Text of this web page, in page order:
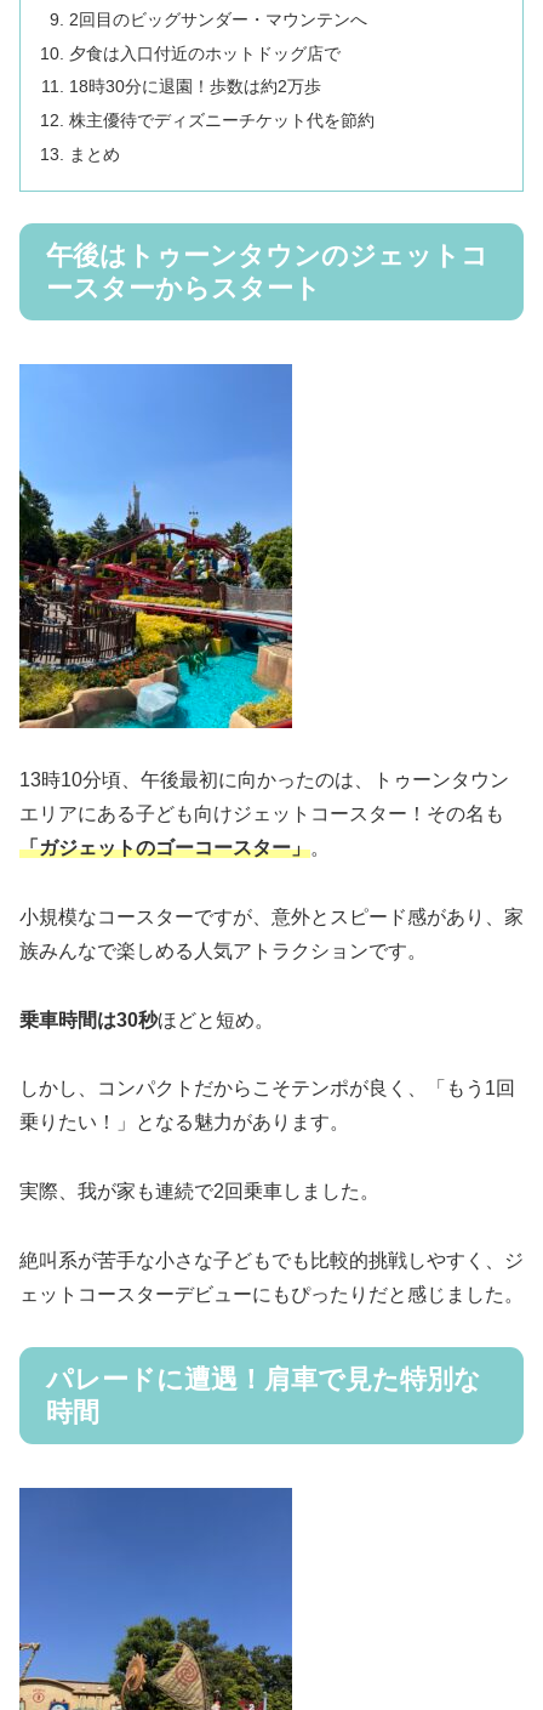
2回目のビッグサンダー・マウンテンへ
夕食は入口付近のホットドッグ店で
18時30分に退園！歩数は約2万歩
株主優待でディズニーチケット代を節約
まとめ
午後はトゥーンタウンのジェットコ
ースターからスタート
13時10分頃、午後最初に向かったのは、トゥーンタウン
エリアにある子ども向けジェットコースター！その名も
「ガジェットのゴーコースター」。
小規模なコースターですが、意外とスピード感があり、家
族みんなで楽しめる人気アトラクションです。
乗車時間は30秒ほどと短め。
しかし、コンパクトだからこそテンポが良く、「もう1回
乗りたい！」となる魅力があります。
実際、我が家も連続で2回乗車しました。
絶叫系が苦手な小さな子どもでも比較的挑戦しやすく、ジ
ェットコースターデビューにもぴったりだと感じました。
パレードに遭遇！肩車で見た特別な
時間